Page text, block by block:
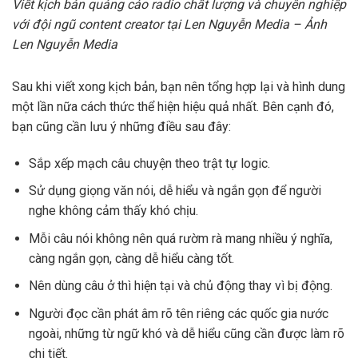
Viết kịch bản quảng cáo radio chất lượng và chuyên nghiệp
với đội ngũ content creator tại Len Nguyễn Media – Ảnh
Len Nguyễn Media
Sau khi viết xong kịch bản, bạn nên tổng hợp lại và hình dung
một lần nữa cách thức thể hiện hiệu quả nhất. Bên cạnh đó,
bạn cũng cần lưu ý những điều sau đây:
Sắp xếp mạch câu chuyện theo trật tự logic.
Sử dụng giọng văn nói, dễ hiểu và ngắn gọn để người
nghe không cảm thấy khó chịu.
Mỗi câu nói không nên quá rườm rà mang nhiều ý nghĩa,
càng ngắn gọn, càng dễ hiểu càng tốt.
Nên dùng câu ở thì hiện tại và chủ động thay vì bị động.
Người đọc cần phát âm rõ tên riêng các quốc gia nước
ngoài, những từ ngữ khó và dễ hiểu cũng cần được làm rõ
chi tiết.